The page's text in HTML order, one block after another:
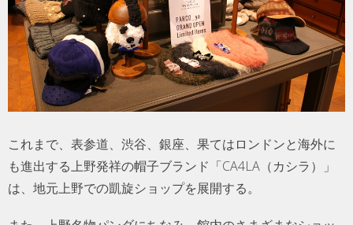
これまで、表参道、渋谷、銀座、果てはロンドンと海外に
も進出する上野発祥の帽子ブランド「CA4LA（カシラ）」
は、地元上野での凱旋ショップを展開する。